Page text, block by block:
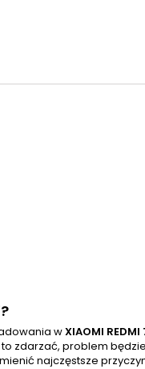
wXIAOMI REDMI
zdarzać, problem
najczęstsze